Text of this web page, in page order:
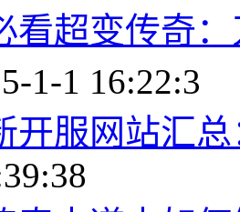
看超变传奇
1-1 16:22:3
开服网站汇